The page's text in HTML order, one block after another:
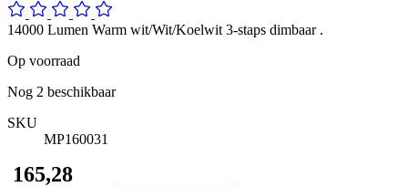
14000 Lumen Warm wit/Wit/Koelwit 3-staps dimbaar .
Op voorraad
Nog 2 beschikbaar
SKU
MP160031
​ 165,28